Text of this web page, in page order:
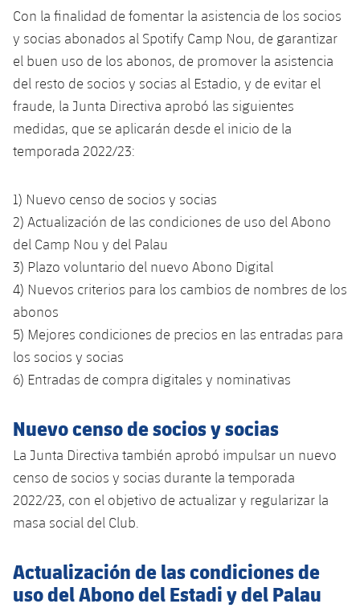
Jugadores
Fotos
Historia
Palmarés
Clasificaciones
Juvenil
Infantil
Alevín
Noticias
plusicon
más
Actualidad
Masculino
Femenino
Baloncesto en silla de ruedas
plusicon
más
Actualidad
Jugadores
Calendario
Resultados
Clasificaciones
plusicon
más
Actualidad
Jugadores
Calendario
Resultados
Noticias
Hockey Hierba Masculino
Hockey Hierba Femenino
Patinaje artístico
plusicon
más
Actualidad
Plantilla
Agenda
Escuela de Patinaje
Rugby
plusicon
más
Actualidad
Jugadores
Resultados
Clasificaciones
Voleibol
plusicon
más
Noticias
Voleibol masculino
Voleibol femenino
Apúntate a las amateurs
plusicon
más
Apúntate a las amateurs
Carnet de las Secciones Amateurs
PLUSICON
MÁS
VALORANT Rising
eFootball
Con la finalidad de fomentar la asistencia de los socios
y socias abonados al Spotify Camp Nou, de garantizar
el buen uso de los abonos, de promover la asistencia
del resto de socios y socias al Estadio, y de evitar el
fraude, la Junta Directiva aprobó las siguientes
medidas, que se aplicarán desde el inicio de la
temporada 2022/23:
1) Nuevo censo de socios y socias
2) Actualización de las condiciones de uso del Abono
del Camp Nou y del Palau
3) Plazo voluntario del nuevo Abono Digital
4) Nuevos criterios para los cambios de nombres de los
abonos
5) Mejores condiciones de precios en las entradas para
los socios y socias
6) Entradas de compra digitales y nominativas
Nuevo censo de socios y socias
La Junta Directiva también aprobó impulsar un nuevo
censo de socios y socias durante la temporada
2022/23, con el objetivo de actualizar y regularizar la
masa social del Club.
Actualización de las condiciones de
uso del Abono del Estadi y del Palau